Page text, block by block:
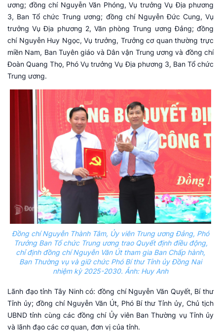
ương; đồng chí Nguyễn Văn Phóng, Vụ trưởng Vụ Địa phương
3, Ban Tổ chức Trung ương; đồng chí Nguyễn Đức Cung, Vụ
trưởng Vụ Địa phương 2, Văn phòng Trung ương Đảng; đồng
chí Nguyễn Huy Ngọc, Vụ trưởng, Trưởng cơ quan thường trực
miền Nam, Ban Tuyên giáo và Dân vận Trung ương và đồng chí
Đoàn Quang Thọ, Phó Vụ trưởng Vụ Địa phương 3, Ban Tổ chức
Trung ương.
Đồng chí Nguyễn Thành Tâm, Ủy viên Trung ương Đảng, Phó
Trưởng Ban Tổ chức Trung ương trao Quyết định điều động,
chỉ định đồng chí Nguyễn Văn Út tham gia Ban Chấp hành,
Ban Thường vụ và giữ chức Phó Bí thư Tỉnh ủy Đồng Nai
nhiệm kỳ 2025-2030. Ảnh: Huy Anh
Lãnh đạo tỉnh Tây Ninh có: đồng chí Nguyễn Văn Quyết, Bí thư
Tỉnh ủy; đồng chí Nguyễn Văn Út, Phó Bí thư Tỉnh ủy, Chủ tịch
UBND tỉnh cùng các đồng chí Ủy viên Ban Thường vụ Tỉnh ủy
và lãnh đạo các cơ quan, đơn vị của tỉnh.